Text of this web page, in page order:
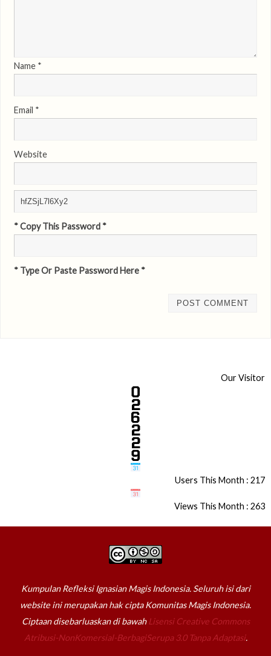
Name *
Email *
Website
* Copy This Password *
* Type Or Paste Password Here *
Our Visitor
Users This Month : 217
Views This Month : 263
Kumpulan Refleksi Ignasian Magis Indonesia. Seluruh isi dari
website ini merupakan hak cipta Komunitas Magis Indonesia.
Ciptaan disebarluaskan di bawah Lisensi Creative Commons
Atribusi-NonKomersial-BerbagiSerupa 3.0 Tanpa Adaptasi.